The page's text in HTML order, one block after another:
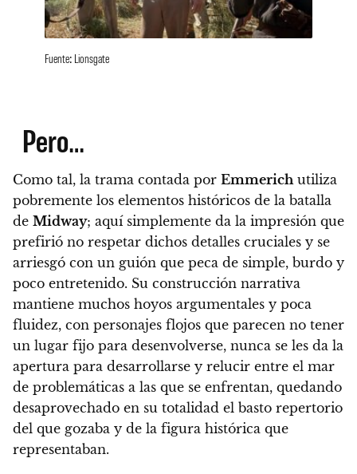
Fuente: Lionsgate
Pero…
Como tal, la trama contada por Emmerichutiliza
pobremente los elementos históricos de la batalla
de Midway; aquí simplemente da la impresión que
prefirió no respetar dichos detalles cruciales y se
arriesgó con un guión que peca de simple, burdo y
poco entretenido. Su construcción narrativa
mantiene muchos hoyos argumentales y poca
fluidez, con personajes flojos que parecen no tener
un lugar fijo para desenvolverse, nunca se les da la
apertura para desarrollarse y relucir entre el mar
de problemáticas a las que se enfrentan, quedando
desaprovechado en su totalidad el basto repertorio
del que gozaba y de la figura histórica que
representaban.